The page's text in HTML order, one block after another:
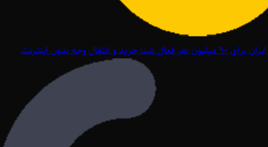
خرید و انتقال وجه بدون اینترنت